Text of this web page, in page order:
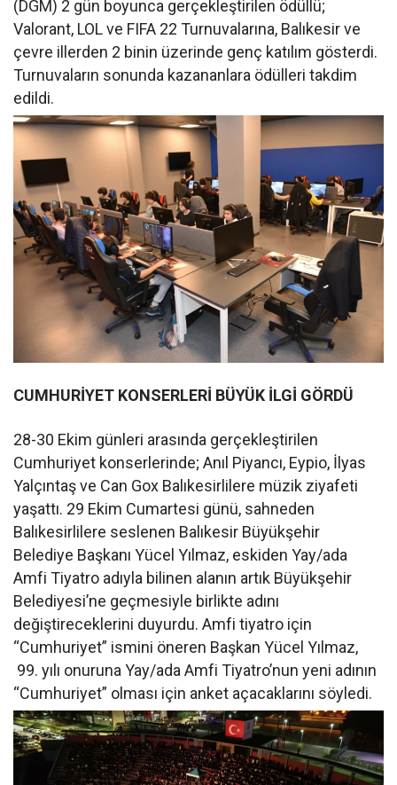
(DGM) 2 gün boyunca gerçekleştirilen ödüllü;
Valorant, LOL ve FIFA 22 Turnuvalarına, Balıkesir ve
çevre illerden 2 binin üzerinde genç katılım gösterdi.
Turnuvaların sonunda kazananlara ödülleri takdim
edildi.
CUMHURİYET KONSERLERİ BÜYÜK İLGİ GÖRDÜ
28-30 Ekim günleri arasında gerçekleştirilen
Cumhuriyet konserlerinde; Anıl Piyancı, Eypio, İlyas
Yalçıntaş ve Can Gox Balıkesirlilere müzik ziyafeti
yaşattı. 29 Ekim Cumartesi günü, sahneden
Balıkesirlilere seslenen Balıkesir Büyükşehir
Belediye Başkanı Yücel Yılmaz, eskiden Yay/ada
Amfi Tiyatro adıyla bilinen alanın artık Büyükşehir
Belediyesi’ne geçmesiyle birlikte adını
değiştireceklerini duyurdu. Amfi tiyatro için
“Cumhuriyet” ismini öneren Başkan Yücel Yılmaz,
99. yılı onuruna Yay/ada Amfi Tiyatro’nun yeni adının
“Cumhuriyet” olması için anket açacaklarını söyledi.